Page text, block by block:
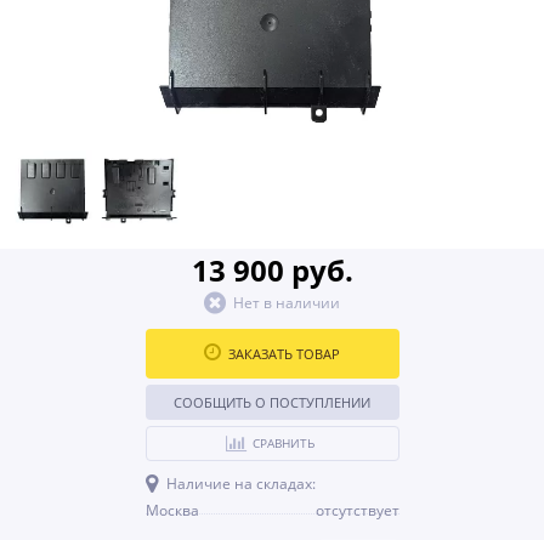
13 900 руб.
Нет в наличии
ЗАКАЗАТЬ ТОВАР
СООБЩИТЬ О ПОСТУПЛЕНИИ
СРАВНИТЬ
Наличие на складах:
Москва
отсутствует